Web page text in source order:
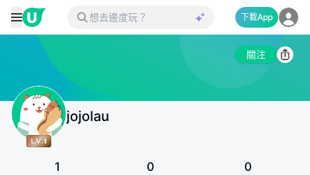
下載App
關注
jojolau
1 0 0